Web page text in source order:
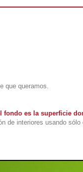
que queramos.
es la superficie
de interiores usando